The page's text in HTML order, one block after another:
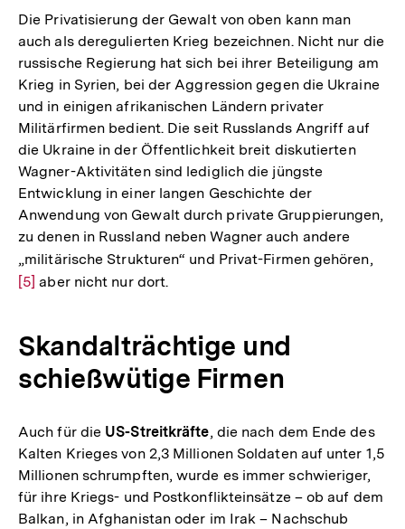
Die Privatisierung der Gewalt von oben kann man
auch als deregulierten Krieg bezeichnen. Nicht nur die
russische Regierung hat sich bei ihrer Beteiligung am
Krieg in Syrien, bei der Aggression gegen die Ukraine
und in einigen afrikanischen Ländern privater
Militärfirmen bedient. Die seit Russlands Angriff auf
die Ukraine in der Öffentlichkeit breit diskutierten
Wagner-Aktivitäten sind lediglich die jüngste
Entwicklung in einer langen Geschichte der
Anwendung von Gewalt durch private Gruppierungen,
zu denen in Russland neben Wagner auch andere
„militärische Strukturen“ und Privat-Firmen gehören,
[5] aber nicht nur dort.
Skandalträchtige und
schießwütige Firmen
Auch für die US-Streitkräfte, die nach dem Ende des
Kalten Krieges von 2,3 Millionen Soldaten auf unter 1,5
Millionen schrumpften, wurde es immer schwieriger,
für ihre Kriegs- und Postkonflikteinsätze – ob auf dem
Balkan, in Afghanistan oder im Irak – Nachschub